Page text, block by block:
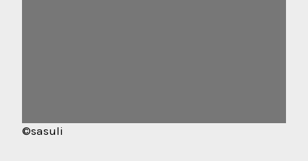
©sasuli